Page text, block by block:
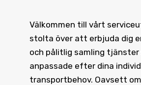
Välkommen till vårt
stolta över att erbjuda dig
och pålitlig samling tjänster
anpassade efter dina
transportbehov. Oavsett